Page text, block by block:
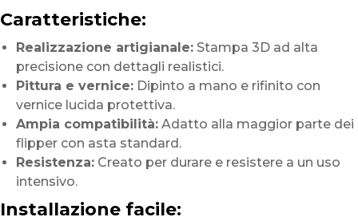
Caratteristiche:
Realizzazione artigianale: Stampa 3D ad alta
precisione con dettagli realistici.
Pittura e vernice: Dipinto a mano e rifinito con
vernice lucida protettiva.
Ampia compatibilità: Adatto alla maggior parte dei
flipper con asta standard.
Resistenza: Creato per durare e resistere a un uso
intensivo.
Installazione facile: